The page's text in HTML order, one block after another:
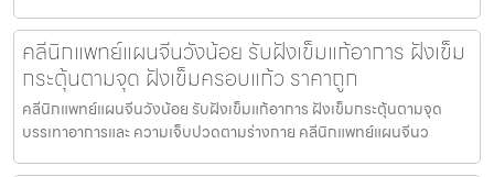
คลีนิกแพทย์แผนจีนวังน้อย รับฝังเข็มแก้อาการ ฝังเข็ม
กระตุ้นตามจุด ฝังเข็มครอบแก้ว ราคาถูก
คลีนิกแพทย์แผนจีนวังน้อย รับฝังเข็มแก้อาการ ฝังเข็มกระตุ้นตามจุด
บรรเทาอาการและ ความเจ็บปวดตามร่างกาย คลีนิกแพทย์แผนจีนว